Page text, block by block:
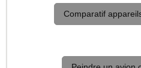
Comparatif